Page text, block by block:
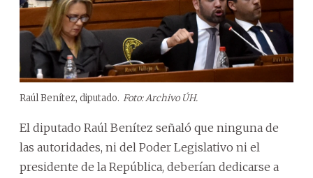
Raúl Benítez, diputado. Foto: Archivo ÚH.
El diputado Raúl Benítez señaló que ninguna de
las autoridades, ni del Poder Legislativo ni el
presidente de la República, deberían dedicarse a